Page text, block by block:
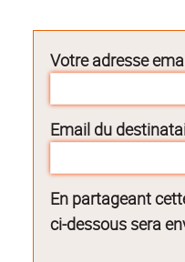
Votre adresse
Email du
En partageant
ci-dessous sera